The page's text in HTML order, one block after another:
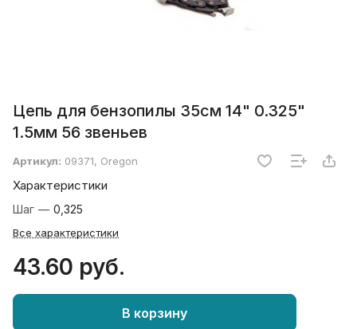
Цепь для бензопилы 35см 14" 0.325"
1.5мм 56 звеньев
Артикул: 09371, Oregon
Характеристики
Шаг — 0,325
Все характеристики
43.60 руб.
В корзину